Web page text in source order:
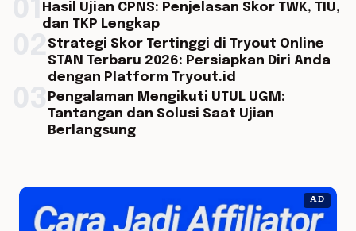
Hasil Ujian CPNS: Penjelasan Skor TWK, TIU,
dan TKP Lengkap
Strategi Skor Tertinggi di Tryout Online
STAN Terbaru 2026: Persiapkan Diri Anda
dengan Platform Tryout.id
Pengalaman Mengikuti UTUL UGM:
Tantangan dan Solusi Saat Ujian
Berlangsung
AD